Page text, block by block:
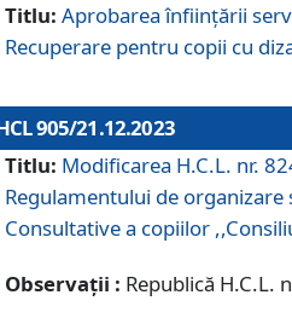
Titlu: Aprobarea înființării
Recuperare pentru copii cu
905/21.12.2023
Titlu: Modificarea H.C.L. nr.
Regulamentului de
Consultative a copiilor
Observații : Republică H.C.L.